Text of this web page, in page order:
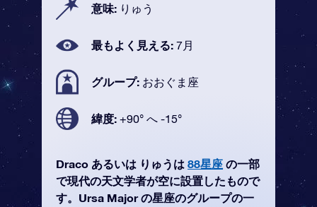
意味: りゅう
最もよく見える: 7月
グループ: おおぐま座
緯度: +90° へ -15°
Draco あるいは りゅうは 88星座 の一部
で現代の天文学者が空に設置したもので
す。Ursa Major の星座のグループの一